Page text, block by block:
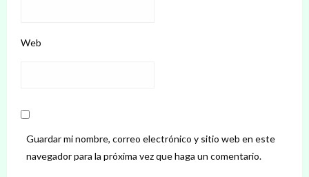
Web
Guardar mi nombre, correo electrónico y sitio web en este
navegador para la próxima vez que haga un comentario.